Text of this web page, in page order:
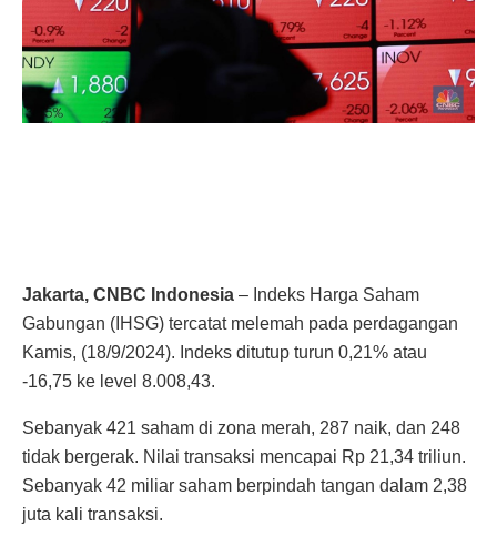
Jakarta, CNBC Indonesia – Indeks Harga Saham
Gabungan (IHSG) tercatat melemah pada perdagangan
Kamis, (18/9/2024). Indeks ditutup turun 0,21% atau
-16,75 ke level 8.008,43.
Sebanyak 421 saham di zona merah, 287 naik, dan 248
tidak bergerak. Nilai transaksi mencapai Rp 21,34 triliun.
Sebanyak 42 miliar saham berpindah tangan dalam 2,38
juta kali transaksi.